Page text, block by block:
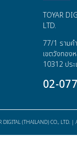
TOYAR
LTD.
77/1 รามค
เขตวังทอง
10312 ประ
02-
DIGITAL (THAILAND) CO., LTD.